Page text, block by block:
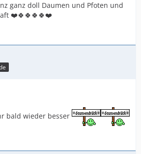
ganz doll Daumen und Pfoten und
❤️🍀🍀🍀🍀❤️
bald wieder besser